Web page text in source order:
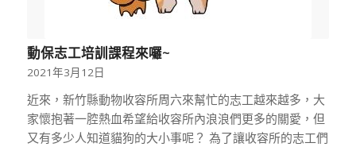
動保志工培訓課程來囉~
2021年3月12日
近來，新竹縣動物收容所周六來幫忙的志工越來越多，大
家懷抱著一腔熱血希望給收容所內浪浪們更多的關愛，但
又有多少人知道貓狗的大小事呢？ 為了讓收容所的志工們